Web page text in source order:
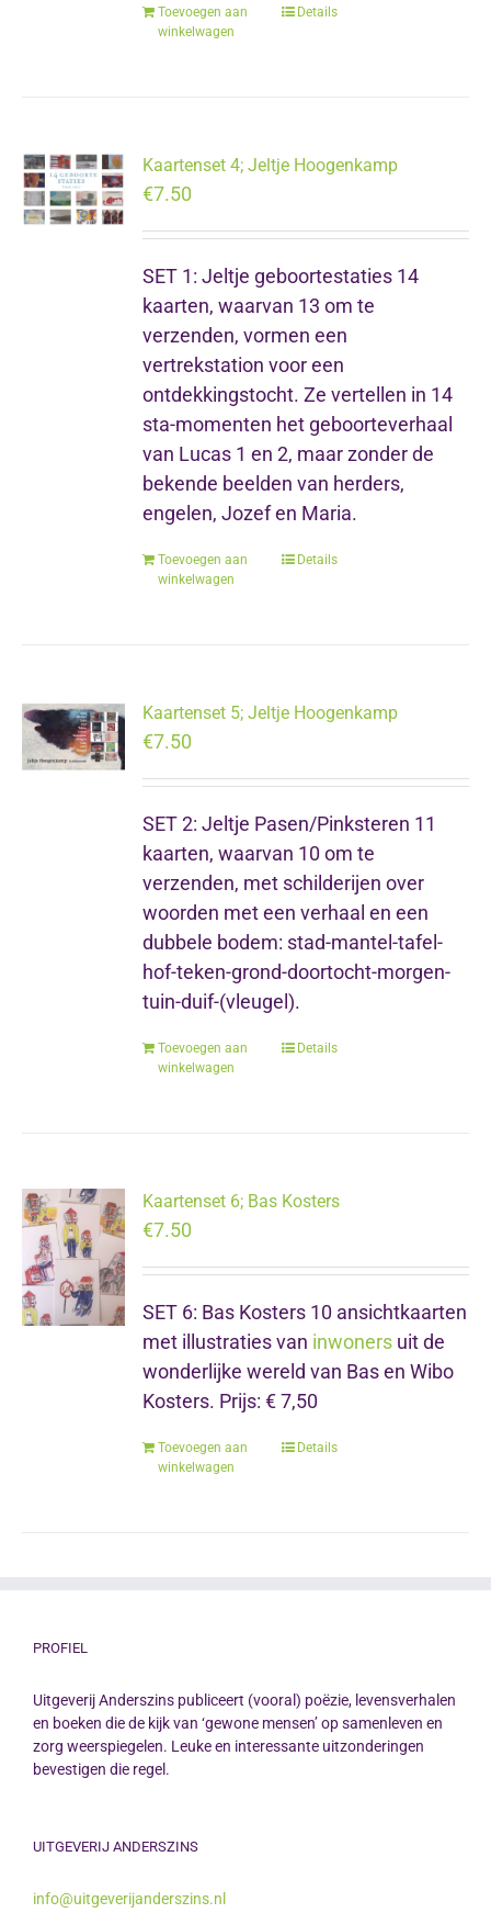
Toevoegen aan
winkelwagen
Details
Kaartenset 4; Jeltje Hoogenkamp
€7.50
SET 1: Jeltje geboortestaties 14
kaarten, waarvan 13 om te
verzenden, vormen een
vertrekstation voor een
ontdekkingstocht. Ze vertellen in 14
sta-momenten het geboorteverhaal
van Lucas 1 en 2, maar zonder de
bekende beelden van herders,
engelen, Jozef en Maria.
Toevoegen aan
winkelwagen
Details
Kaartenset 5; Jeltje Hoogenkamp
€7.50
SET 2: Jeltje Pasen/Pinksteren 11
kaarten, waarvan 10 om te
verzenden, met schilderijen over
woorden met een verhaal en een
dubbele bodem: stad-mantel-tafel-
hof-teken-grond-doortocht-morgen-
tuin-duif-(vleugel).
Toevoegen aan
winkelwagen
Details
Kaartenset 6; Bas Kosters
€7.50
SET 6: Bas Kosters 10 ansichtkaarten
met illustraties van inwoners uit de
wonderlijke wereld van Bas en Wibo
Kosters. Prijs: € 7,50
Toevoegen aan
winkelwagen
Details
PROFIEL
Uitgeverij Anderszins publiceert (vooral) poëzie, levensverhalen
en boeken die de kijk van ‘gewone mensen’ op samenleven en
zorg weerspiegelen. Leuke en interessante uitzonderingen
bevestigen die regel.
UITGEVERIJ ANDERSZINS
info@uitgeverijanderszins.nl